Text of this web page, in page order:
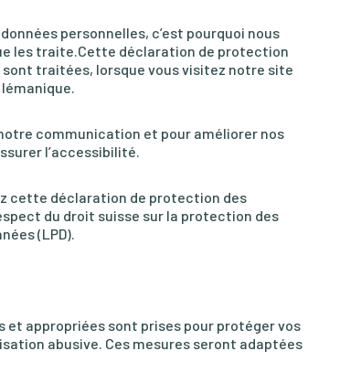
personnelles, c’est pourquoi nous
les traite.Cette déclaration de protection
traitées, lorsque vous visitez notre site
communication et pour améliorer nos
l’accessibilité.
cette déclaration de protection des
du droit suisse sur la protection des
(LPD).
appropriées sont prises pour protéger vos
abusive. Ces mesures seront adaptées